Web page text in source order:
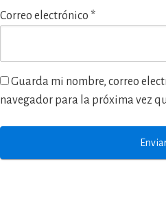
Correo electrónico *
Guarda mi nombre, correo
navegador para la próxima vez